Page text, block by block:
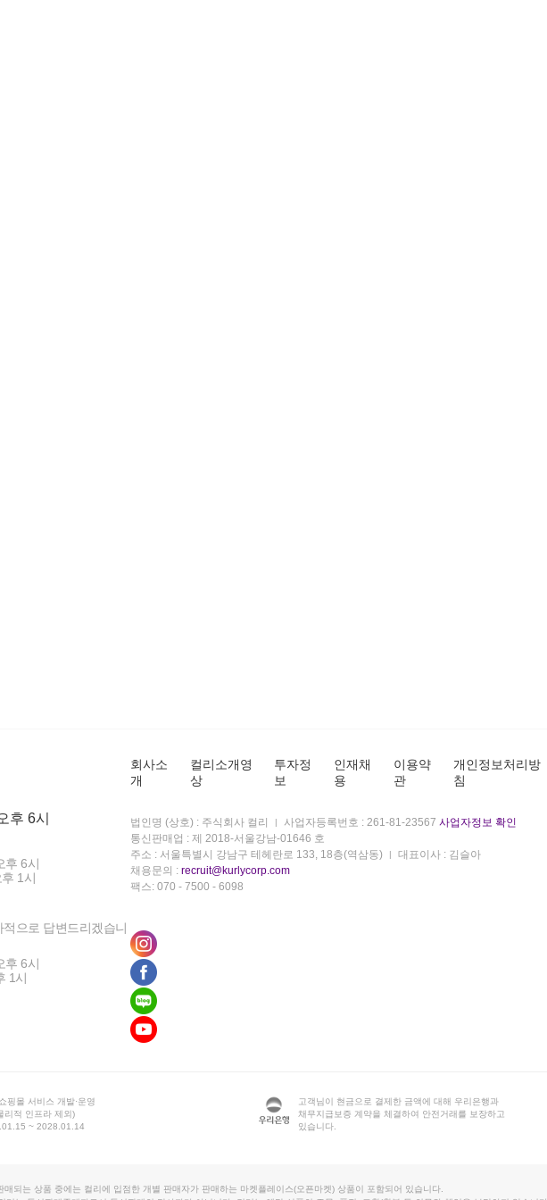
후 6시
후 6시
1시
으로 답변드리겠습니
후 6시
1시
회사소
개
컬리소개영
상
투자정
보
인재채
용
이용약
관
개인정보처리방
침
법인명 (상호) : 주식회사 컬리 사업자등록번호 : 261-81-23567 사업자정보 확인
통신판매업 : 제 2018-서울강남-01646 호
주소 : 서울특별시 강남구 테헤란로 133, 18층(역삼동)
대표이사 : 김슬아
채용문의 : recruit@kurlycorp.com
팩스: 070 - 7500 - 6098
핑몰 서비스 개발·운영
리적 인프라 제외)
~ 2028.01.14
고객님이 현금으로 결제한 금액에 대해 우리은행과
채무지급보증 계약을 체결하여 안전거래를 보장하고
있습니다.
매되는 상품 중에는 컬리에 입점한 개별 판매자가 판매하는 마켓플레이스(오픈마켓) 상품이 포함되어 있습니다.